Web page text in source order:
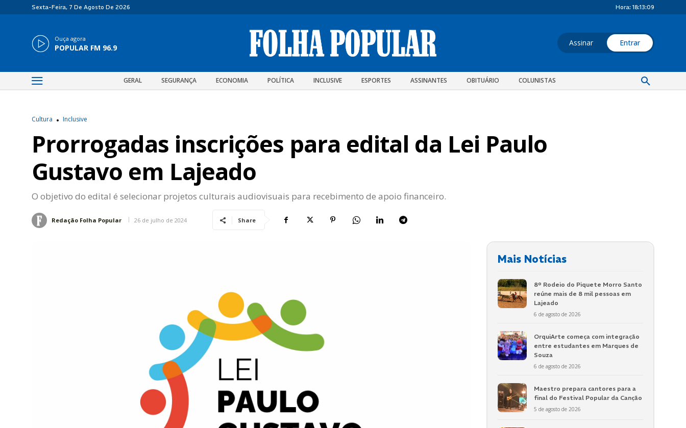
Sexta-Feira, 7 De Agosto De 2026 Hora:18:13:10
Ouça agora
POPULAR FM 96.9 Assinar Entrar
GERAL SEGURANÇA ECONOMIA POLÍTICA INCLUSIVE ESPORTES ASSINANTES OBITUÁRIO COLUNISTAS
Cultura Inclusive
Prorrogadas inscrições para edital da Lei Paulo
Gustavo em Lajeado
O objetivo do edital é selecionar projetos culturais audiovisuais para recebimento de apoio financeiro.
Redação Folha Popular 26 de julho de 2024 Share
Mais Notícias
8º Rodeio do Piquete Morro Santo
reúne mais de 8 mil pessoas em
Lajeado
6 de agosto de 2026
OrquiArte começa com integração
entre estudantes em Marques de
Souza
6 de agosto de 2026
Maestro prepara cantores para a
final do Festival Popular da Canção
5 de agosto de 2026